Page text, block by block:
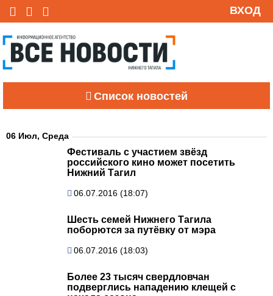
ВХОД
Список новостей
06 Июл, Среда
Фестиваль с участием звёзд
российского кино может посетить
Нижний Тагил
06.07.2016 (18:07)
Шесть семей Нижнего Тагила
поборются за путёвку от мэра
06.07.2016 (18:03)
Более 23 тысяч свердловчан
подверглись нападению клещей с